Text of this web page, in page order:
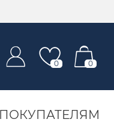
0 0
ПОКУПАТЕЛЯМ